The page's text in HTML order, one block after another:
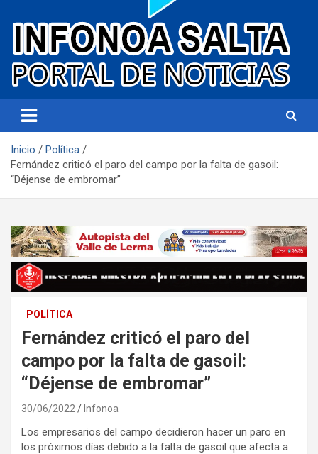
Infonoa Salta
Inicio
Política
Fernández criticó el paro del campo por la falta de gasoil:
“Déjense de embromar”
POLÍTICA
Fernández criticó el paro del
campo por la falta de gasoil:
“Déjense de embromar”
30/06/2022 Infonoa
Los empresarios del campo decidieron hacer un paro en
los próximos días debido a la falta de gasoil que afecta a